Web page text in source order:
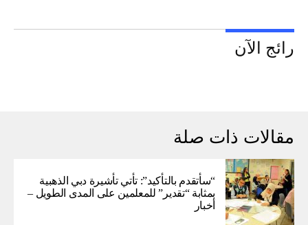
رائج الآن
مقالات ذات صلة
“سأتقدم بالتأكيد”: تأتي تأشيرة دبي الذهبية
بمثابة “تقدير” للمعلمين على المدى الطويل –
أخبار